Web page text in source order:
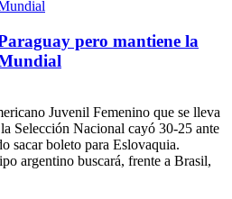
pero mantiene la
Juvenil Femenino que se lleva
Selección Nacional cayó 30-25 ante
sacar boleto para Eslovaquia.
argentino buscará, frente a Brasil,